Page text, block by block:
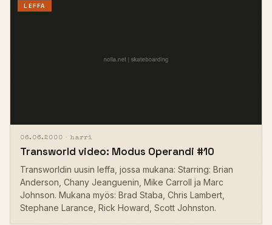
LEFFA
06.06.2000 · harri
Transworld video: Modus Operandi #10
Transworldin uusin leffa, jossa mukana: Starring: Brian
Anderson, Chany Jeanguenin, Mike Carroll ja Marc
Johnson. Mukana myös: Brad Staba, Chris Lambert,
Stephane Larance, Rick Howard, Scott Johnston.